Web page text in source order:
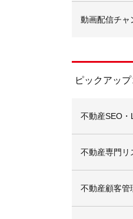
動画配信チャ
ピックアッ
不動産SEO・
不動産専門リ
不動産顧客管